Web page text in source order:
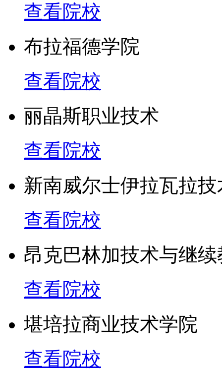
查看院校
布拉福德学院
查看院校
丽晶斯职业技术
查看院校
新南威尔士伊拉瓦拉
查看院校
昂克巴林加技术与继
查看院校
堪培拉商业技术学院
查看院校